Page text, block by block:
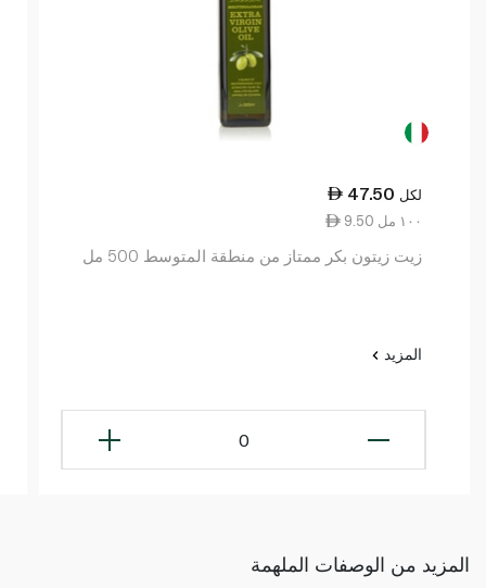
47.50 لكل
9.50 ١٠٠ مل
زيت زيتون بكر ممتاز من منطقة المتوسط 500 مل
المزيد
0
المزيد من الوصفات الملهمة